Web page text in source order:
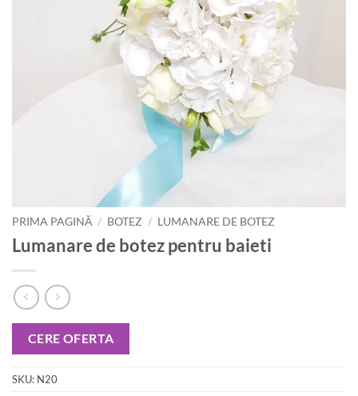
PRIMA PAGINĂ / BOTEZ / LUMANARE DE BOTEZ
Lumanare de botez pentru baieti
CERE OFERTA
SKU: N20